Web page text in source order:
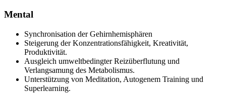
Mental
Synchronisation der Gehirnhemisphären
Steigerung der Konzentrationsfähigkeit, Kreativität,
Produktivität.
Ausgleich umweltbedingter Reizüberflutung und
Verlangsamung des Metabolismus.
Unterstützung von Meditation, Autogenem Training und
Superlearning.